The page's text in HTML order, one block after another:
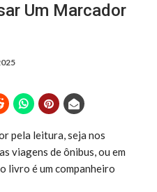
Um Marcador
pela leitura, seja nos
viagens de ônibus, ou em
livro é um companheiro